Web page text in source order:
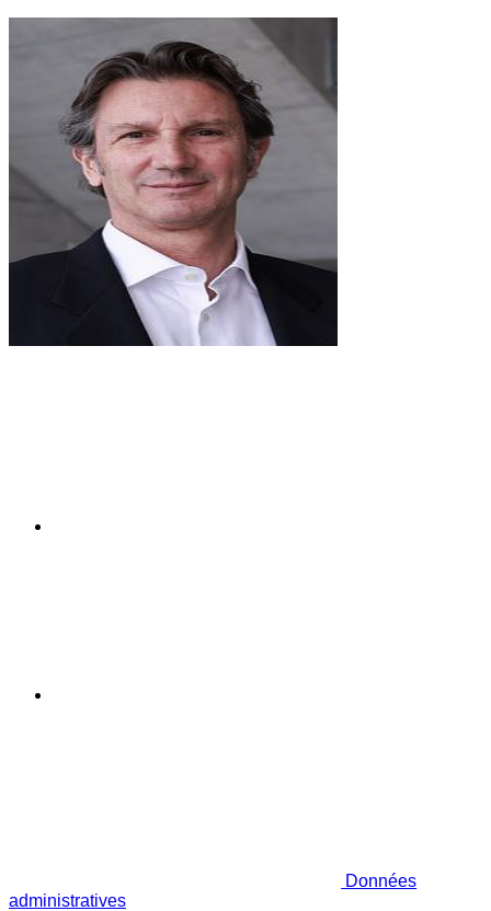
Données
administratives